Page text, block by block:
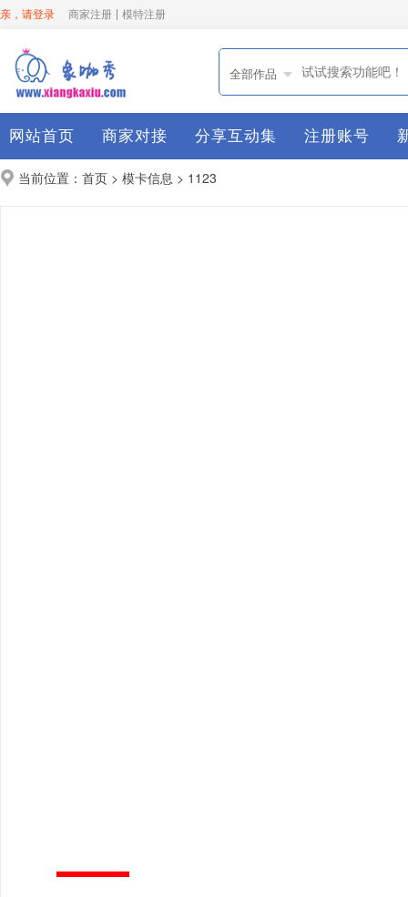
亲，请登录 商家注册 模特注册
全部作品
网站首页 商家对接 分享互动集 注册账号
当前位置： 首页 > 模卡信息 > 1123